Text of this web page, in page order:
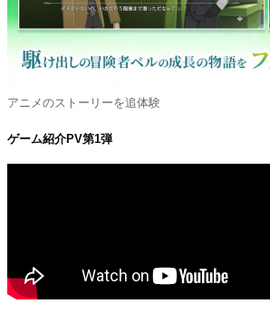
アニメのストーリーを追体験
ゲーム紹介PV第1弾